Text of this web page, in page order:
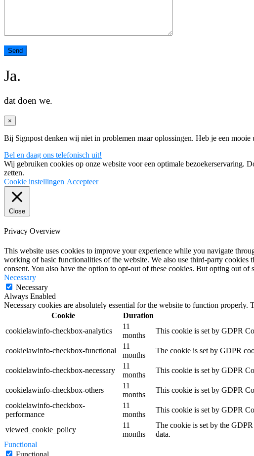
Ja.
dat doen we.
×
Bij Signpost denken wij niet in problemen maar oplossingen. Heb je een
Bel en daag ons telefonisch uit!
Wij gebruiken cookies op onze website voor een optimale bezoekerservaring.
zetten.
Cookie instellingen Accepteer
Close
Privacy Overview
This website uses cookies to improve your experience while you navigate
working of basic functionalities of the website. We also use third-party
consent. You also have the option to opt-out of these cookies. But opting out
Necessary
Necessary
Always Enabled
Necessary cookies are absolutely essential for the website to function
Cookie
Duration
cookielawinfo-checkbox-analytics
11
months
This cookie is set by GDPR
cookielawinfo-checkbox-functional
11
months
The cookie is set by GDPR
cookielawinfo-checkbox-necessary
11
months
This cookie is set by GDPR
cookielawinfo-checkbox-others
11
months
This cookie is set by GDPR
cookielawinfo-checkbox-
performance
11
months
This cookie is set by GDPR
viewed_cookie_policy
11
months
The cookie is set by the
data.
Functional
Functional